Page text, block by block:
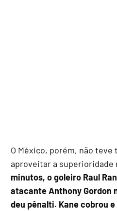
O México, porém, não teve
aproveitar a
minutos, o goleiro Raul
atacante Anthony Gordon
deu pênalti. Kane cobrou